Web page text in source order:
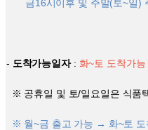
금16시이후 및 주말(토~일)
- 도착가능일자: 화~토 도착가능
※ 공휴일 및 토/일요일은 식품
※ 월~금 출고 가능 → 화~토 도